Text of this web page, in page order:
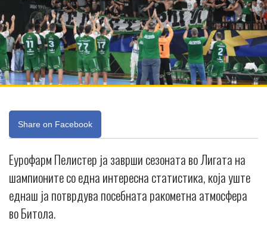
Share on Facebook
Еурофарм Пелистер ја заврши сезоната во Лигата на
шампионите со една интересна статистика, која уште
еднаш ја потврдува посебната ракометна атмосфера
во Битола.